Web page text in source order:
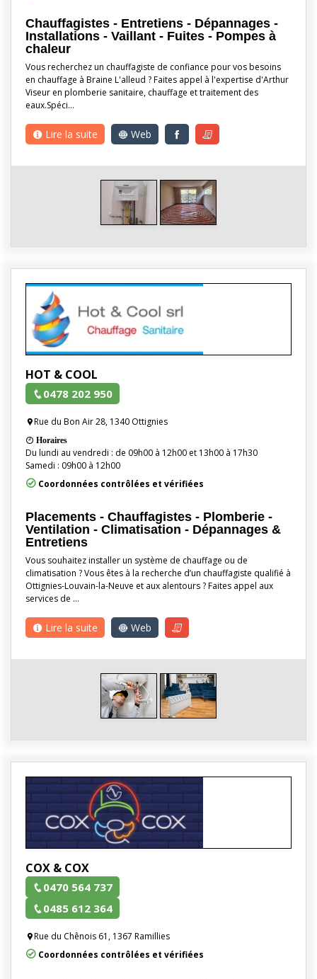
Chauffagistes - Entretiens - Dépannages -
Installations - Vaillant - Fuites - Pompes à
chaleur
Vous recherchez un chauffagiste de confiance pour vos besoins
en chauffage à Braine L'alleud ? Faites appel à l'expertise d'Arthur
Viseur en plomberie sanitaire, chauffage et traitement des
eaux.Spéci…
Lire la suite Web
HOT & COOL
0478 202 950
Rue du Bon Air 28, 1340 Ottignies
Horaires
Du lundi au vendredi : de 09h00 à 12h00 et 13h00 à 17h30
Samedi : 09h00 à 12h00
Coordonnées contrôlées et vérifiées
Placements - Chauffagistes - Plomberie -
Ventilation - Climatisation - Dépannages &
Entretiens
Vous souhaitez installer un système de chauffage ou de
climatisation ? Vous êtes à la recherche d’un chauffagiste qualifié à
Ottignies-Louvain-la-Neuve et aux alentours ? Faites appel aux
services de …
Lire la suite Web
COX & COX
0470 564 737
0485 612 364
Rue du Chênois 61, 1367 Ramillies
Coordonnées contrôlées et vérifiées